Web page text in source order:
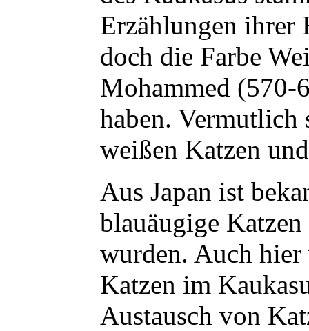
Erzählungen ihrer
doch die Farbe
Mohammed (570-
haben. Vermutlich
weißen Katzen
Aus Japan ist
blauäugige
wurden. Auch hier
Katzen im
Austausch von